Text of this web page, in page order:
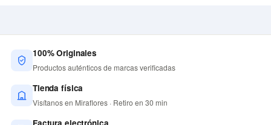
100% Originales
Productos auténticos de marcas verificadas
Tienda física
Visítanos en Miraflores · Retiro en 30 min